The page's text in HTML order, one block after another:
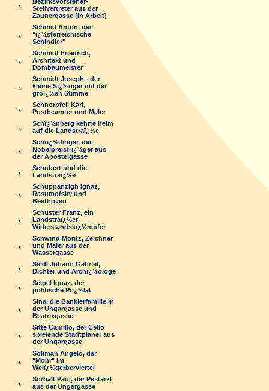
Stellvertreter aus der
Zaunergasse (in Arbeit)
Schmid Anton, der
"ï¿½sterreichische
Schindler"
Schmidt Friedrich,
Architekt und
Dombaumeister
Schmidt Joseph - der
kleine Sï¿½nger mit der
groï¿½en Stimme
Schnorpfeil Karl,
Postbeamter und Maler
Schï¿½nberg kehrte heim
auf die Landstraï¿½e
Schrï¿½dinger, der
Nobelpreistrï¿½ger aus
der Apostelgasse
Schubert und die
Landstraï¿½e
Schuppanzigh Ignaz,
Rasumofsky und
Beethoven
Schuster Franz, ein
Landstraï¿½er
Widerstandskï¿½mpfer
Schwind Moritz, Zeichner
und Maler aus der
Wassergasse
Seidl Johann Gabriel,
Dichter und Archï¿½ologe
Seipel Ignaz, der
politische Prï¿½lat
Sina, die Bankierfamilie in
der Ungargasse und
Beatrixgasse
Sitte Camillo, der Cello
spielende Stadtplaner aus
der Ungargasse
Soliman Angelo, der
"Mohr" im
Weiï¿½gerberviertel
Sorbait Paul, der Pestarzt
aus der Ungargasse